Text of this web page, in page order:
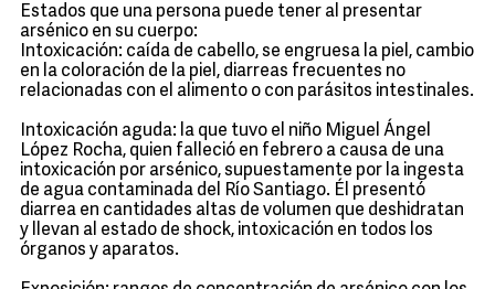
Estados que una persona puede tener al presentar
arsénico en su cuerpo:
Intoxicación: caída de cabello, se engruesa la piel, cambio
en la coloración de la piel, diarreas frecuentes no
relacionadas con el alimento o con parásitos intestinales.
Intoxicación aguda: la que tuvo el niño Miguel Ángel
López Rocha, quien falleció en febrero a causa de una
intoxicación por arsénico, supuestamente por la ingesta
de agua contaminada del Río Santiago. Él presentó
diarrea en cantidades altas de volumen que deshidratan
y llevan al estado de shock, intoxicación en todos los
órganos y aparatos.